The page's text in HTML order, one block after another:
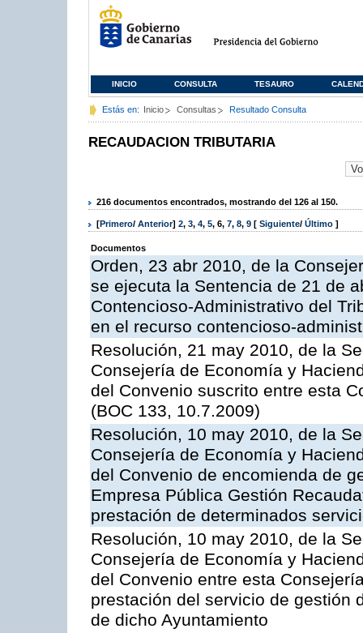
INICIO CONSULTA TESAURO
Estás en: Inicio Consultas Resultado Consulta
RECAUDACION TRIBUTARIA
216 documentos encontrados, mostrando del 126 al 150.
[Primero/ Anterior] 2, 3, 4, 5, 6, 7, 8, 9 [ Siguiente/ Último ]
Documentos
Orden, 23 abr 2010, de la
se ejecuta la Sentencia de 21 de
Contencioso-Administrativo del
en el recurso contencioso-
Resolución, 21 may 2010, de la
Consejería de Economía y
del Convenio suscrito entre esta
(BOC 133, 10.7.2009)
Resolución, 10 may 2010, de la
Consejería de Economía y
del Convenio de encomienda de
Empresa Pública Gestión
prestación de determinados
Resolución, 10 may 2010, de la
Consejería de Economía y
del Convenio entre esta
prestación del servicio de gestión
de dicho Ayuntamiento